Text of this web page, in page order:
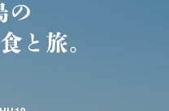
の
と旅。